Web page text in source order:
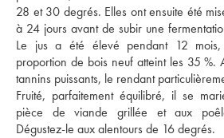
28 et 30 degrés. Elles ont ensuite été
à 24 jours avant de subir une
Le jus a été élevé pendant 12
proportion de bois neuf atteint les 35 %.
tannins puissants, le rendant
Fruité, parfaitement équilibré, il se
pièce de viande grillée et aux
Dégustez-le aux alentours de 16 degrés.